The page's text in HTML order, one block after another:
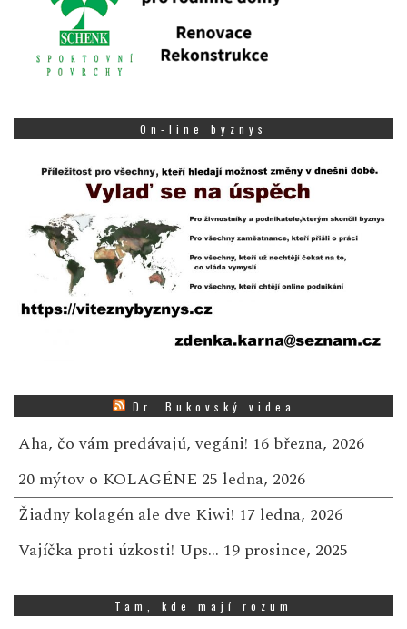
On-line byznys
Dr. Bukovský videa
Aha, čo vám predávajú, vegáni! 16 března, 2026
20 mýtov o KOLAGÉNE 25 ledna, 2026
Žiadny kolagén ale dve Kiwi! 17 ledna, 2026
Vajíčka proti úzkosti! Ups… 19 prosince, 2025
Tam, kde mají rozum